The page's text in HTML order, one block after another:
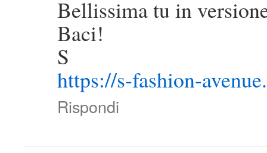
Bellissima tu in
Baci!
S
https://s-fashion-
Rispondi